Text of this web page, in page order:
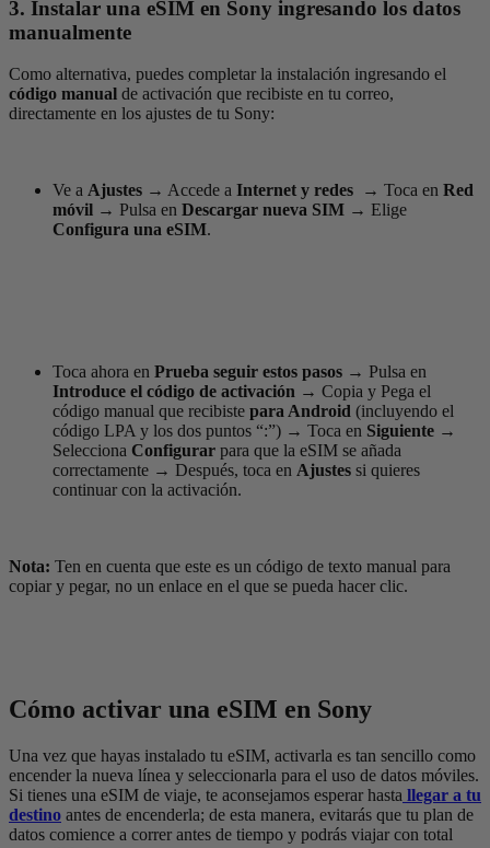
3. Instalar una eSIM en Sony ingresando los datos
manualmente
Como alternativa, puedes completar la instalación ingresando el
código manual de activación que recibiste en tu correo,
directamente en los ajustes de tu Sony:
Ve a Ajustes → Accede a Internet y redes → Toca en Red
móvil → Pulsa en Descargar nueva SIM → Elige
Configura una eSIM.
Toca ahora en Prueba seguir estos pasos → Pulsa en
Introduce el código de activación → Copia y Pega el
código manual que recibiste para Android (incluyendo el
código LPA y los dos puntos “:”) → Toca en Siguiente →
Selecciona Configurar para que la eSIM se añada
correctamente → Después, toca en Ajustes si quieres
continuar con la activación.
Nota: Ten en cuenta que este es un código de texto manual para
copiar y pegar, no un enlace en el que se pueda hacer clic.
Cómo activar una eSIM en Sony
Una vez que hayas instalado tu eSIM, activarla es tan sencillo como
encender la nueva línea y seleccionarla para el uso de datos móviles.
Si tienes una eSIM de viaje, te aconsejamos esperar hasta llegar a tu
destino antes de encenderla; de esta manera, evitarás que tu plan de
datos comience a correr antes de tiempo y podrás viajar con total